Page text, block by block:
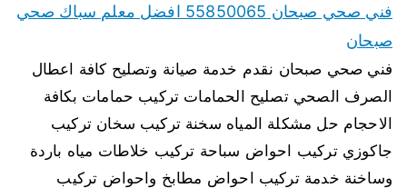
فني صحي صبحان 55850065 افضل معلم سباك صحي
صبحان
فني صحي صبحان نقدم خدمة صيانة وتصليح كافة اعطال
الصرف الصحي تصليح الحمامات تركيب حمامات بكافة
الاحجام حل مشكلة المياه سخنة تركيب سخان تركيب
جاكوزي تركيب احواض سباحة تركيب خلاطات مياه باردة
وساخنة خدمة تركيب احواض مطابخ واحواض تركيب